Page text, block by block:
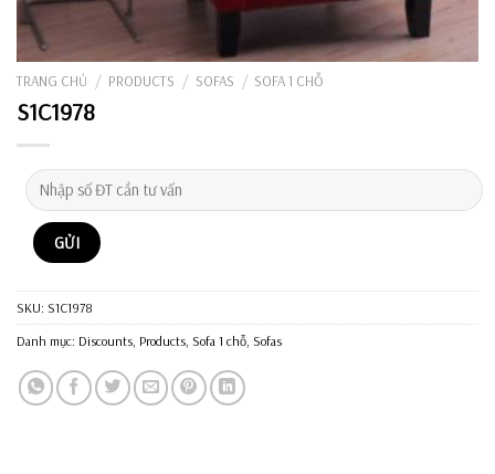
TRANG CHỦ / PRODUCTS / SOFAS / SOFA 1 CHỖ
S1C1978
SKU: S1C1978
Danh mục: Discounts Products Sofa 1 chỗ Sofas